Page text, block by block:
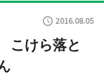
2016.08.05
こけら落と